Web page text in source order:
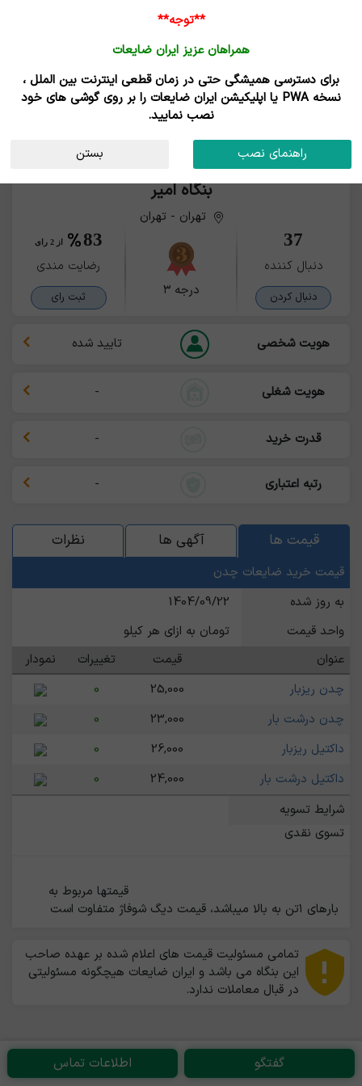
بنگاه امیر
تهران - تهران
37
دنبال کننده
دنبال کردن درجه ۳
83 از 2 رای
رضایت مندی
ثبت رای
هویت شخصی تایید شده
هویت شغلی -
قدرت خرید -
رتبه اعتباری -
قیمت ها آگهی ها نظرات
قیمت خرید ضایعات چدن
به روز شده
1404/09/22
واحد قیمت
تومان به ازای هر کیلو
عنوان
قیمت تغییرات
نمودار
چدن ریزبار
25,000
0
چدن درشت بار
23,000
0
داکتیل ریزبار
26,000
0
داکتیل درشت بار
24,000
0
شرایط تسویه
تسوی نقدی
بارهای ۱تن به بالا میباشد، قیمت دیگ شوفاژ متفاوت است
تمامی مسئولیت قیمت های اعلام شده بر عهده صاحب
این بنگاه می باشد و ایران ضایعات هیچگونه مسئولیتی
در قبال معاملات ندارد.
**توجه**
همراهان عزیز ایران ضایعات
برای دسترسی همیشگی حتی در زمان قطعی اینترنت بین الملل ،
نسخه PWA یا اپلیکیشن ایران ضایعات را بر روی گوشی های خود
نصب نمایید.
راهنمای نصب بستن
گفتگو اطلاعات تماس